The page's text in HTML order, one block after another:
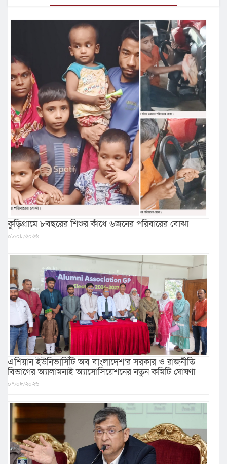
কুড়িগ্রামে ৮বছরের শিশুর কাঁধে ৬জনের পরিবারের বোঝা
০৮/০৮/২০২৬
এশিয়ান ইউনিভার্সিটি অব বাংলাদেশ’র সরকার ও রাজনীতি
বিভাগের অ্যালামনাই অ্যাসোসিয়েশনের নতুন কমিটি ঘোষণা
০৭/০৮/২০২৬